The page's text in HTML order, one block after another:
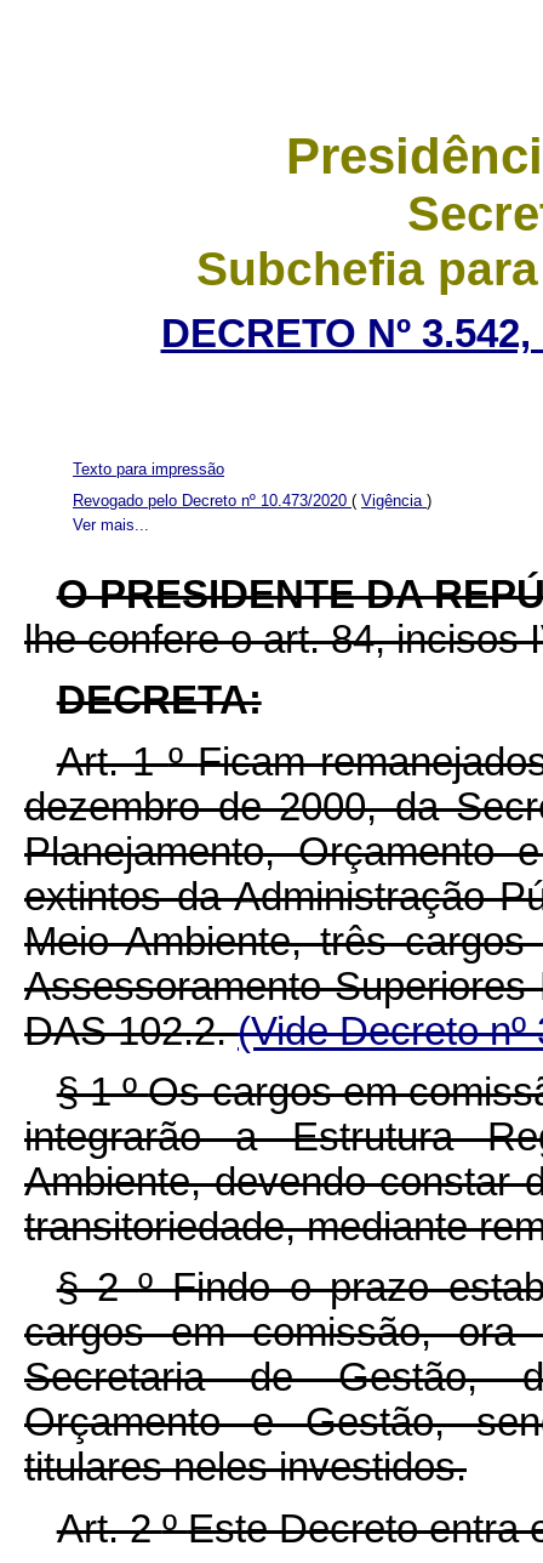
Subchefia
DECRETO Nº
Ver mais...
Texto para impressão
Revogado pelo Decreto nº 10.473/2020 ( Vigência )
O PRESIDENTE DA
lhe confere o art. 84, incisos
DECRETA:
Art. 1ºFicam
dezembro de 2000, da
Planejamento, Orçamento
extintos da Administração
Meio Ambiente, três
Assessoramento
DAS 102.2.(Vide Decreto
§ 1ºOs cargos em
integrarão a Estrutura
Ambiente, devendo constar
transitoriedade, mediante
§ 2ºFindo o prazo
cargos em comissão, ora
Secretaria de Gestão,
Orçamento e Gestão,
titulares neles investidos.
Art. 2ºEste Decreto entra